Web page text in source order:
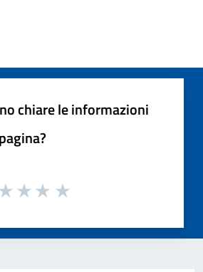
chiare le informazioni